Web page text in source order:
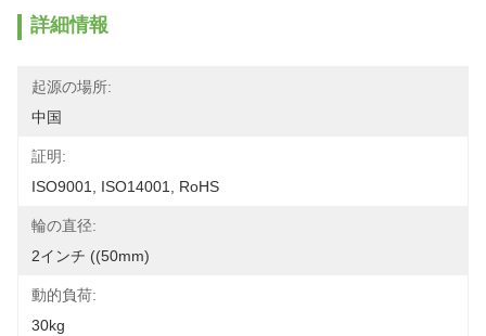
詳細情報
起源の場所:
中国
証明:
ISO9001, ISO14001, RoHS
輪の直径:
2インチ ((50mm)
動的負荷:
30kg